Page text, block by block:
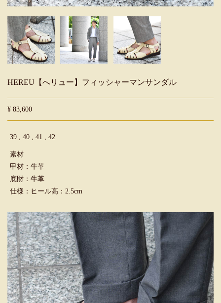
HEREU【へリュー】フィッシャーマンサンダル
¥ 83,600
39 , 40 , 41 , 42
素材
甲材：牛革
底財：牛革
仕様：ヒール高：2.5cm